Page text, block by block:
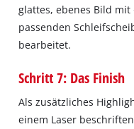
glattes, ebenes Bild
passenden
bearbeitet.
Schritt 7: Das Finish
Als zusätzliches
einem Laser